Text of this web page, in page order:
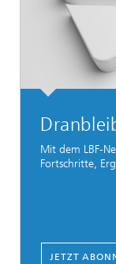
Mit dem LBF-
Fortschritte,
JETZT